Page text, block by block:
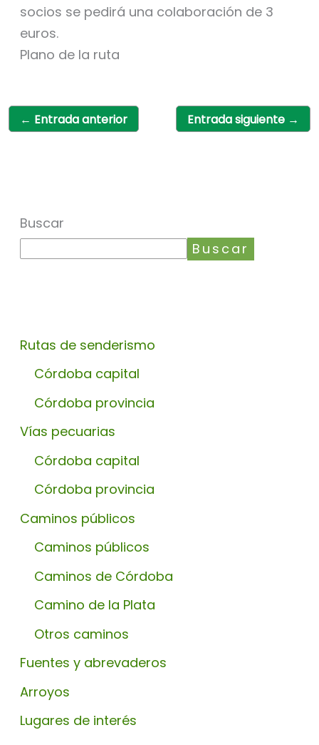
socios se pedirá una colaboración de 3
euros.
Plano de la ruta
← Entrada anterior Entrada siguiente →
Buscar
Buscar
Rutas de senderismo
Córdoba capital
Córdoba provincia
Vías pecuarias
Córdoba capital
Córdoba provincia
Caminos públicos
Caminos públicos
Caminos de Córdoba
Camino de la Plata
Otros caminos
Fuentes y abrevaderos
Arroyos
Lugares de interés